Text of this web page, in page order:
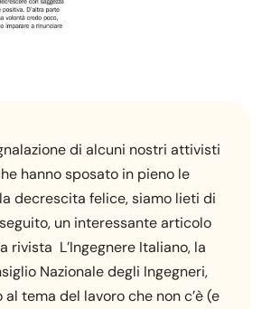
di alcuni nostri attivisti
hanno sposato in pieno le
decrescita felice, siamo lieti di
un interessante articolo
rivista L’Ingegnere Italiano, la
Nazionale degli Ingegneri,
tema del lavoro che non c’è (e